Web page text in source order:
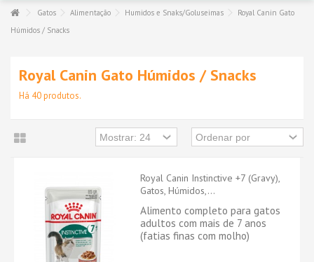
Gatos Alimentação Humidos e Snaks/Goluseimas
Royal Canin Gato
Húmidos / Snacks
Royal Canin Gato Húmidos / Snacks
Há 40 produtos.
Royal Canin Instinctive +7 (Gravy),
Gatos, Húmidos,...
Alimento completo para gatos
adultos com mais de 7 anos
(fatias finas com molho)